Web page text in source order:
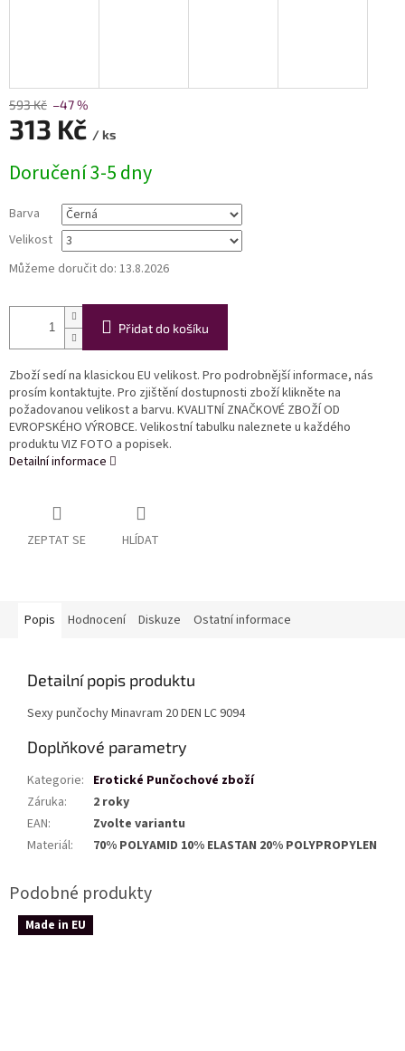
593 Kč –47 %
313 Kč / ks
cena:
Doručení 3-5 dny
Barva
Velikost
Můžeme doručit do: 13.8.2026
Přidat do košíku
Zboží sedí na klasickou EU velikost. Pro podrobnější informace, nás
prosím kontaktujte. Pro zjištění dostupnosti zboží klikněte na
požadovanou velikost a barvu. KVALITNÍ ZNAČKOVÉ ZBOŽÍ OD
EVROPSKÉHO VÝROBCE. Velikostní tabulku naleznete u každého
produktu VIZ FOTO a popisek.
Detailní informace
ZEPTAT SE HLÍDAT
Popis Hodnocení Diskuze Ostatní informace
Detailní popis produktu
Sexy punčochy Minavram 20 DEN LC 9094
Doplňkové parametry
Kategorie: Erotické Punčochové zboží
Záruka:
2 roky
EAN:
Zvolte variantu
Materiál: 70% POLYAMID 10% ELASTAN 20% POLYPROPYLEN
Made in EU